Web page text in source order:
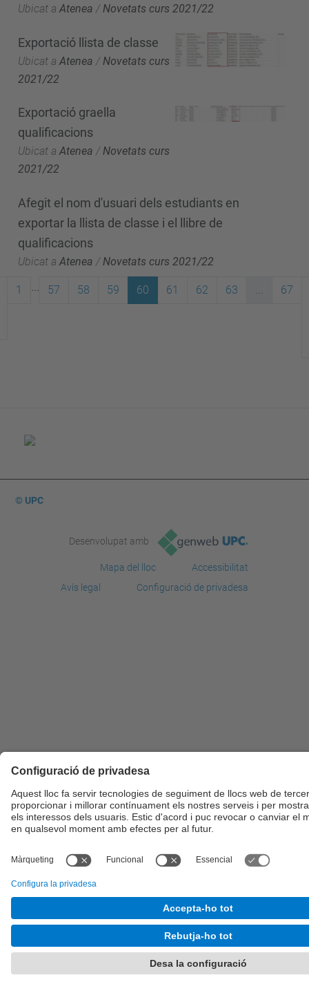
Ubicat a Atenea /Novetats curs 2021/22
Exportació llista de classe
Ubicat a Atenea /Novetats curs
2021/22
Exportació graella
qualificacions
Ubicat a Atenea /Novetats curs
2021/22
Afegit el nom d'usuari dels estudiants en
exportar la llista de classe i el llibre de
qualificacions
Ubicat a Atenea /Novetats curs 2021/22
1 57 58 59 60 61 62 63 ... 67
© UPC
Desenvolupat amb
Mapa del lloc
Accessibilitat
Avís legal
Configuració de privadesa